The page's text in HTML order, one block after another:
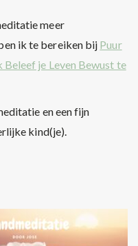
meer
ik te bereiken bij Puur
je Leven Bewust te
en een fijn
kind(je).